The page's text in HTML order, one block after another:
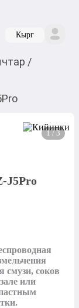
Кырг
/
1 / 3
J5Pro
смузи, соков
или